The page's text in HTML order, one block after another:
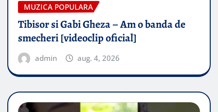
MUZICA POPULARA
Tibisor si Gabi Gheza – Am o banda de
smecheri [videoclip oficial]
admin aug. 4, 2026